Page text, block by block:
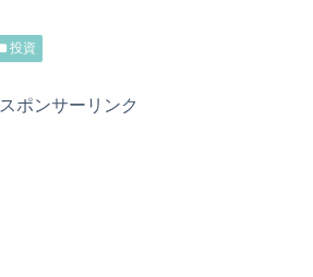
投資
スポンサーリンク